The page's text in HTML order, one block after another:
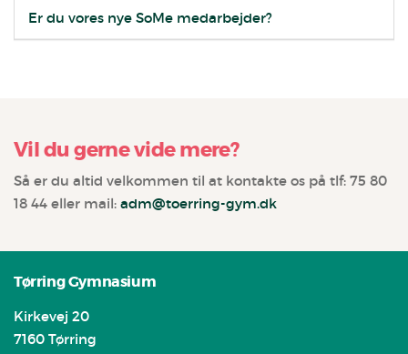
Er du vores nye SoMe medarbejder?
Vil du gerne vide mere?
Så er du altid velkommen til at kontakte os på tlf: 75 80
18 44 eller mail: adm@toerring-gym.dk
Tørring Gymnasium
Kirkevej 20
7160 Tørring